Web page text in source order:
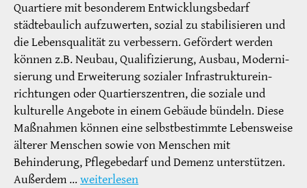
Quartiere mit besonderem Entwicklungsbedarf
städtebaulich aufzuwerten, sozial zu stabilisieren und
die Lebensqualität zu verbessern. Gefördert werden
können z.B. Neubau, Qualifizierung, Ausbau, Moderni-
sierung und Erweiterung sozialer Infrastrukturein-
richtungen oder Quartierszentren, die soziale und
kulturelle Angebote in einem Gebäude bündeln. Diese
Maßnahmen können eine selbstbestimmte Lebensweise
älterer Menschen sowie von Menschen mit
Behinderung, Pflegebedarf und Demenz unterstützen.
Außerdem … weiterlesen